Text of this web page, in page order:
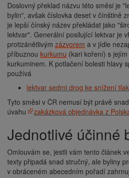
Doslovný překlad názvu této směsi je
bylin", avšak číslovka deset v čínštině
je lepší čínský název překládat jako
lektvar". Generální posilující lektvar je
protizánětlivým zázvorem a v jídle
příbuznou kurkumu (kari koření) s
kurkuminem. K potlačení bolesti hlavy
používá
lektvar sedmi drog ke snížení
Tyto směsi v ČR nemusí být právě
úvahu
zakázková objednávka z
Jednotlivé účinné
Omlouvám se, jestli vám tento článek
texty připadá snad stručný, ale byliny
v obráceném abecedním pořadí